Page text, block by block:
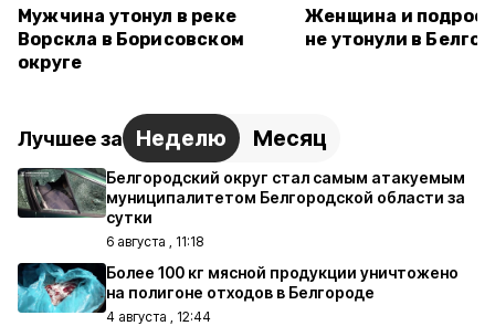
Мужчина утонул в реке
Ворскла в Борисовском
округе
Женщина и
не утонули в
Лучшее за Неделю Месяц
Белгородский округ стал самым атакуемым
муниципалитетом Белгородской области за
сутки
6 августа , 11:18
Более 100 кг мясной продукции уничтожено
на полигоне отходов в Белгороде
4 августа , 12:44